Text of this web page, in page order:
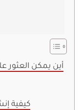
أين يمكن العثور
كيفية